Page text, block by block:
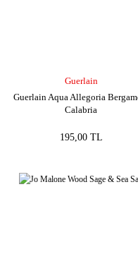
Guerlain
Guerlain Aqua Allegoria
Calabria
195,00 TL